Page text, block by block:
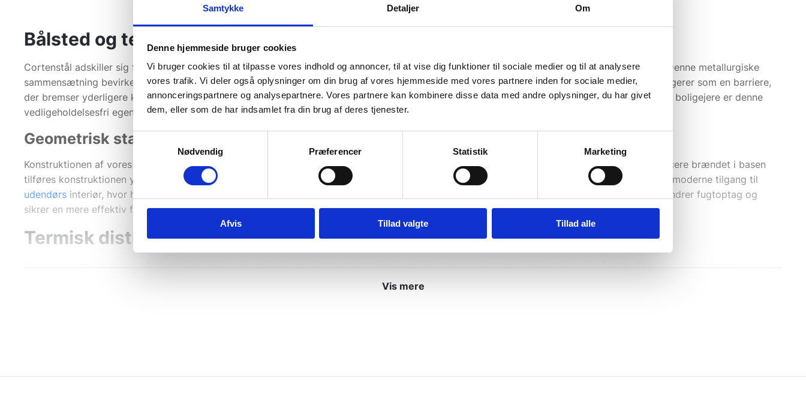
Samtykke Detaljer Om
Denne hjemmeside bruger cookies
Vi bruger cookies til at tilpasse vores indhold og annoncer, til at vise dig funktioner til sociale medier og til at analysere
vores trafik. Vi deler også oplysninger om din brug af vores hjemmeside med vores partnere inden for sociale medier,
annonceringspartnere og analysepartnere. Vores partnere kan kombinere disse data med andre oplysninger, du har givet
dem, eller som de har indsamlet fra din brug af deres tjenester.
Samtykkevalg
Nødvendig
Præferencer Statistik Marketing
Afvis Tillad valgte Tillad alle
Bålsted og terrassevarmere
Cortenstål adskiller sig fundamentalt fra traditionelt kulstofstål ved sit specifikke indhold af legeringselementer som kobber, krom og nikkel. Denne metallurgiske
sammensætning bevirker, at stålet ved eksponering for vejrliget danner et tæt og vedhæftende rustlag, den såkaldte patina. Denne patina fungerer som en barriere,
der bremser yderligere korrosion af kernematerialet, hvilket resulterer i en ekstremt lang levetid. For professionelle anlægsgartnere og kræsne boligejere er denne
vedligeholdelsesfri egenskab en teknisk fordel, da materialet patinerer jævnt og naturligt uden brug af kemiske coatings eller lakeringer.
Geometrisk stabilitet og brændeopbevaring
Konstruktionen af vores bålsteder tager udgangspunkt i en kubistisk eller rektangulær base, der fungerer som et funktionelt depot. Ved at placere brændet i basen
tilføres konstruktionen yderligere tyngdepunkt, hvilket øger den statiske stabilitet mod vindpåvirkning. Dette design er en central del af vores moderne tilgang til
udendørs interiør, hvor hver kvadratcentimeter udnyttes teknisk optimalt. Det integrerede depot holder brændet løftet fra jorden, hvilket forhindrer fugtoptag og
sikrer en mere effektiv forbrænding med minimal røgudvikling, når flammerne tændes i den øvre skål.
Termisk distribution og sikkerhedszoner
brændkammeret sikrer en optimal konvektion, hvor varmen distribueres radialt ud til de omkringliggende siddearealer. Når man planlægger indretningen af sit uderum
minder om et barbord, hvilket er ideelt til sociale arrangementer, hvor mobiliteten er høj. Den lave model er designet til brug i kombination med loungemøbler, hvor
Vis mere